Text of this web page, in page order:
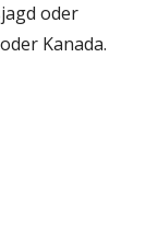
oder
Kanada.